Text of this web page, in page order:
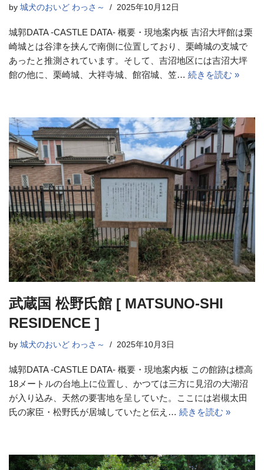
by 城犬のおいど わっさ～ 2025年10月12日
城郭DATA -CASTLE DATA- 概要・現地案内板 吉沼大坪館は栗
崎城とは谷津を挟んで南側に位置しており、栗崎城の支城で
あったと推測されています。そして、吉沼地区には吉沼大坪
館の他に、栗崎城、大祥寺城、館宿城、笠… 続きを読む »
武蔵国 松野氏館 [ MATSUNO-SHI
RESIDENCE ]
by 城犬のおいど わっさ～ 2025年10月3日
城郭DATA -CASTLE DATA- 概要・現地案内板 この館跡は標高
18メートルの台地上に位置し、かつては三方に見沼の大湖沼
が入り込み、天然の要害地を呈していた。ここには岩槻太田
氏の家臣・松野氏が居城していたと伝え… 続きを読む »